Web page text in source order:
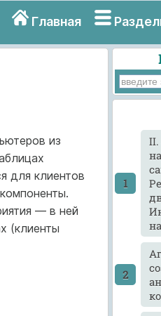
Главная
из
для клиентов
— в ней
(клиенты